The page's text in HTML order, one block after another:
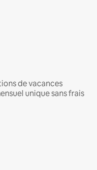
de vacances
unique sans frais